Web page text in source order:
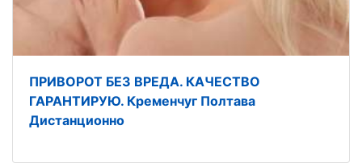
ПРИВОРОТ БЕЗ ВРЕДА. КАЧЕСТВО
ГАРАНТИРУЮ. Кременчуг Полтава
Дистанционно